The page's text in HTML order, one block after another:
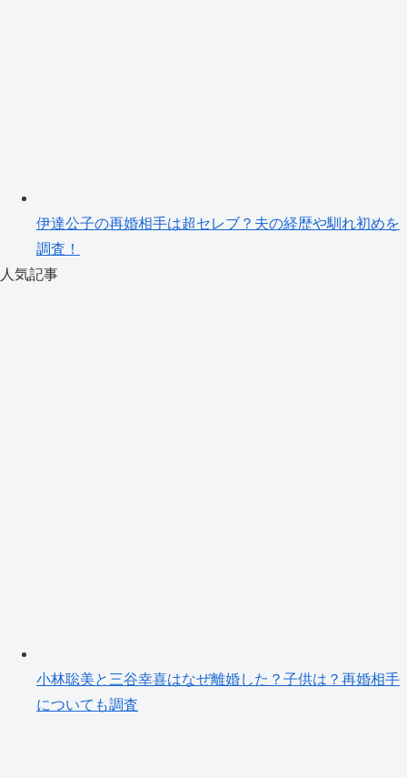
伊達公子の再婚相手は超セレブ？夫の経歴や馴れ初めを
調査！
人気記事
小林聡美と三谷幸喜はなぜ離婚した？子供は？再婚相手
についても調査